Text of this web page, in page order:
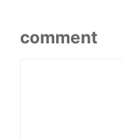
comment